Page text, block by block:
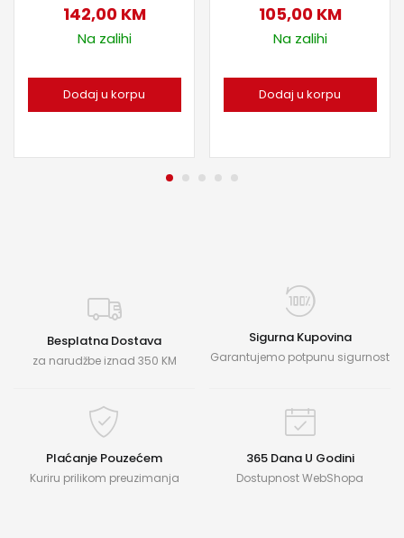
142,00 KM
Na zalihi
Dodaj u korpu
105,00 KM
Na zalihi
Dodaj u korpu
Besplatna Dostava
za narudžbe iznad 350 KM
Sigurna Kupovina
Garantujemo potpunu sigurnost
Plaćanje Pouzećem
Kuriru prilikom preuzimanja
365 Dana U Godini
Dostupnost WebShopa